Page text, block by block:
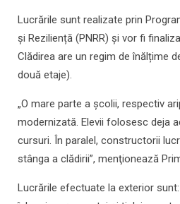
Lucrările sunt realizate prin
și Reziliență (PNRR) și vor fi
Clădirea are un regim de înălțime
două etaje).
„O mare parte a școlii, respectiv
modernizată. Elevii folosesc deja
cursuri. În paralel, constructorii
stânga a clădirii”, menţionează
Lucrările efectuate la exterior